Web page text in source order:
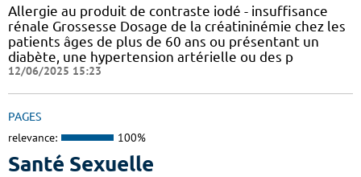
Allergie au produit de contraste iodé - insuffisance
rénale Grossesse Dosage de la créatininémie chez les
patients âges de plus de 60 ans ou présentant un
diabète, une hypertension artérielle ou des p
12/06/2025 15:23
PAGES
relevance: 100%
Santé Sexuelle